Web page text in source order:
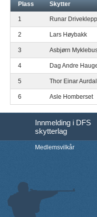
Plass Skytter
1 Runar Driveklepp
2 Lars Høybakk
3 Asbjørn
4 Dag Andre
5 Thor Einar Aurdal
6 Asle Homberset
Innmelding i DFS
skytterlag
Medlemsvilkår